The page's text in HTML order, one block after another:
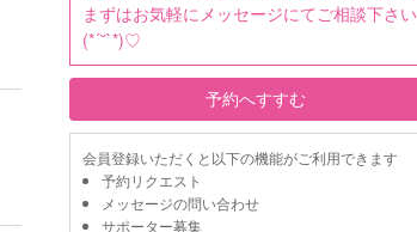
まずはお気軽にメッセージにてご相談下さい
(*´˘`*)♡
予約へすすむ
会員登録いただくと以下の機能がご利用できます
予約リクエスト
メッセージの問い合わせ
サポーター募集